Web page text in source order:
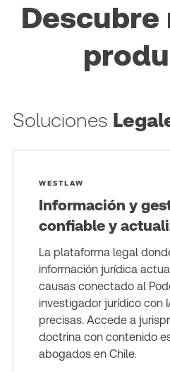
Soluciones
WESTLAW
Información y
confiable y
La plataforma legal
información jurídica
causas conectado al
investigador jurídico con
precisas. Accede a
doctrina con contenido
abogados en Chile.